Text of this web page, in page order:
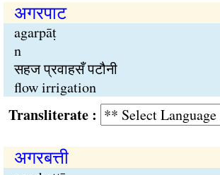
अगरपाट
agarpāṭ
n
सहज प्रवाहसँ पटौनी
flow irrigation
:
अगरबत्ती